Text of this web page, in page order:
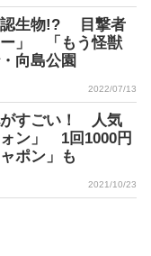
認生物!? 目撃者
ー」 「もう怪獣
向島公園
2022/07/13
がすごい！ 人気
ン」 1回1000円
ポン」も
2021/10/23